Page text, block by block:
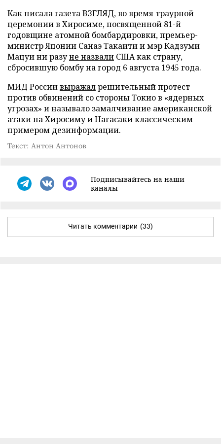
Как писала газета ВЗГЛЯД, во время траурной
церемонии в Хиросиме, посвященной 81-й
годовщине атомной бомбардировки, премьер-
министр Японии Санаэ Такаити и мэр Кадзуми
Мацуи ни разуне назвали США как страну,
сбросившую бомбу на город 6 августа 1945 года.
МИД Россиивыражалрешительный протест
против обвинений со стороны Токио в «ядерных
угрозах» и называло замалчивание американской
атаки на Хиросиму и Нагасаки классическим
примером дезинформации.
Текст: Антон Антонов
Подписывайтесь на наши
каналы
Читать комментарии (33)